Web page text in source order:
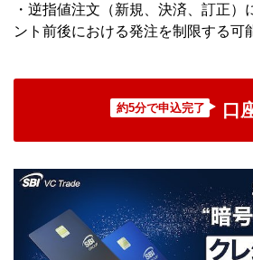
・逆指値注文（新規、決済、訂正
ント前後における発注を制限する可
約5分で申込完了 口